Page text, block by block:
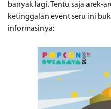
banyak lagi. Tentu saja arek-
ketinggalan event seru ini
informasinya: